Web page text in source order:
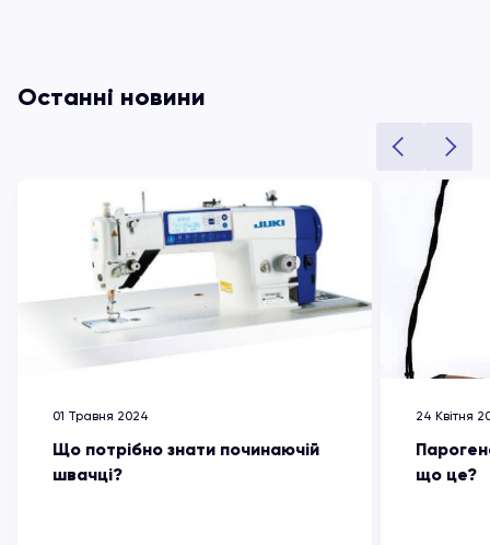
Останні новини
01 Травня 2024
Що потрібно знати починаючій
швачці?
24 Квітня
що це?